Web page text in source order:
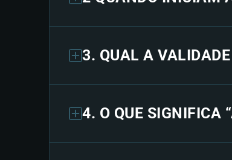
3. QUAL A
4. O QUE SIGNIFICA